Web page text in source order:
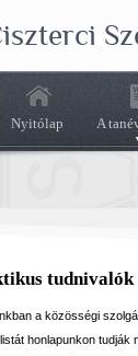
Nyitólap A
tudnivalók
a közösségi
honlapunkon tudják